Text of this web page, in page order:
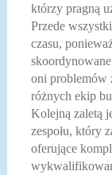
którzy pragną
Przede
czasu,
oni problemów
różnych ekip
Kolejną zaletą
zespołu, który
oferujące